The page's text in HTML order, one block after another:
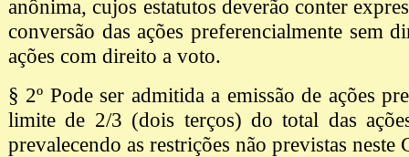
anônima, cujos estatutos deverão conter
conversão das ações preferencialmente sem
ações com direito a voto.
§ 2º Pode ser admitida a emissão de ações
limite de 2/3 (dois terços) do total das
prevalecendo as restrições não previstas neste